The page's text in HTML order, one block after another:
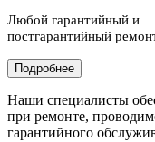
Любой гарантийный и
постгарантийный
Подробнее
Наши специалисты
при ремонте,
гарантийного